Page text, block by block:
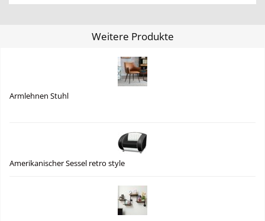
Weitere Produkte
Armlehnen Stuhl
Amerikanischer Sessel retro style